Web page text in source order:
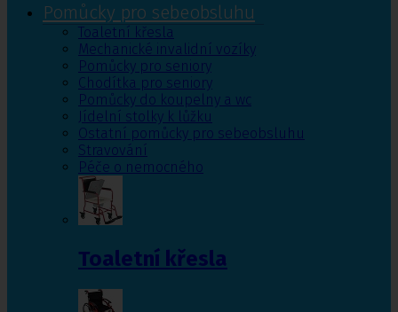
Pomůcky pro sebeobsluhu
Toaletní křesla
Mechanické invalidní vozíky
Pomůcky pro seniory
Chodítka pro seniory
Pomůcky do koupelny a wc
Jídelní stolky k lůžku
Ostatní pomůcky pro sebeobsluhu
Stravování
Péče o nemocného
Toaletní křesla